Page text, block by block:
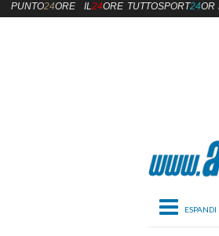
PUNTO24ORE IL24ORE TUTTOSPORT24